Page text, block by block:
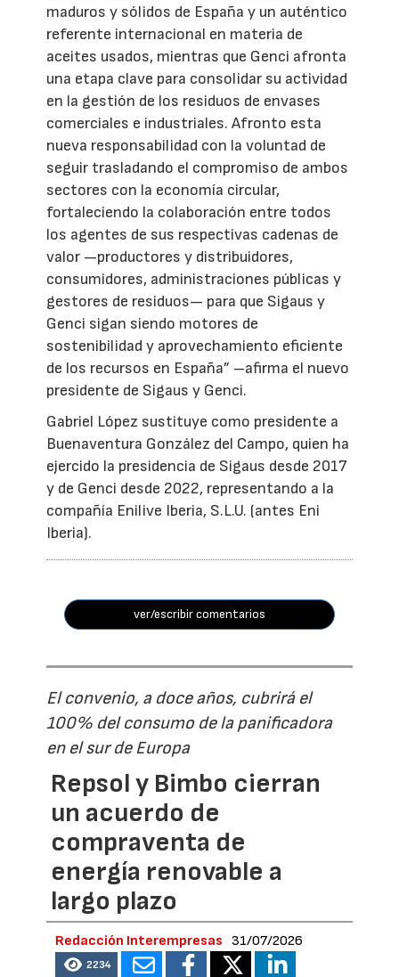
maduros y sólidos de España y un auténtico
referente internacional en materia de
aceites usados, mientras que Genci afronta
una etapa clave para consolidar su actividad
en la gestión de los residuos de envases
comerciales e industriales. Afronto esta
nueva responsabilidad con la voluntad de
seguir trasladando el compromiso de ambos
sectores con la economía circular,
fortaleciendo la colaboración entre todos
los agentes de sus respectivas cadenas de
valor —productores y distribuidores,
consumidores, administraciones públicas y
gestores de residuos— para que Sigaus y
Genci sigan siendo motores de
sostenibilidad y aprovechamiento eficiente
de los recursos en España” –afirma el nuevo
presidente de Sigaus y Genci.
Gabriel López sustituye como presidente a
Buenaventura González del Campo, quien ha
ejercido la presidencia de Sigaus desde 2017
y de Genci desde 2022, representando a la
compañía Enilive Iberia, S.L.U. (antes Eni
Iberia).
ver/escribir comentarios
El convenio, a doce años, cubrirá el
100% del consumo de la panificadora
en el sur de Europa
Repsol y Bimbo cierran
un acuerdo de
compraventa de
energía renovable a
largo plazo
Redacción Interempresas 31/07/2026
2234